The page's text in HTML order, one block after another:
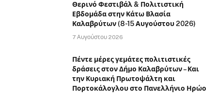
Θερινό Φεστιβάλ & Πολιτιστική
Εβδομάδα στην Κάτω Βλασία
Καλαβρύτων (8-15 Αυγούστου 2026)
7 Αυγούστου 2026
Πέντε μέρες γεμάτες πολιτιστικές
δράσεις στον Δήμο Καλαβρύτων – Και
την Κυριακή Πρωτοψάλτη και
Πορτοκάλογλου στο Πανελλήνιο Ηρώο